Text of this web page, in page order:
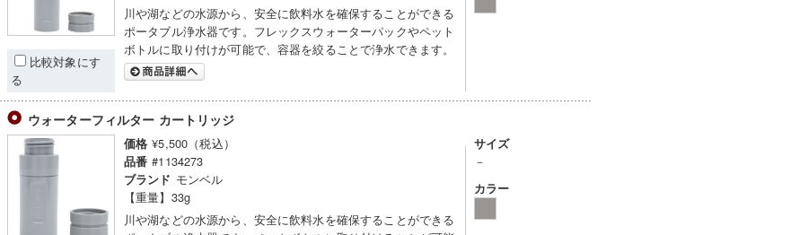
比較対象にす
る
川や湖などの水源から、安全に飲料水を確保することができる
ポータブル浄水器です。フレックスウォーターパックやペット
ボトルに取り付けが可能で、容器を絞ることで浄水できます。
ウォーターフィルター カートリッジ
価格 ¥5,500（税込）
品番 #1134273
ブランド モンベル
【重量】33g
川や湖などの水源から、安全に飲料水を確保することができる
サイズ
－
カラー